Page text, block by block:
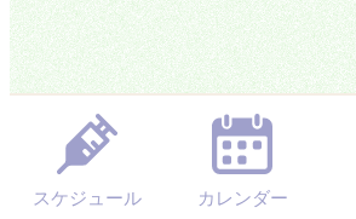
スケジュール カレンダー